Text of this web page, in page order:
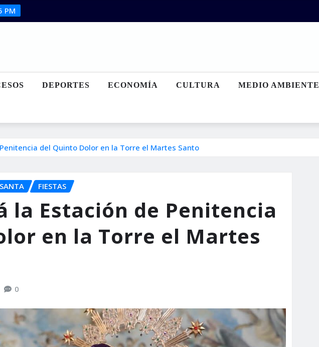
PM
DEPORTES ECONOMÍA CULTURA MEDIO AMBIENTE
del Quinto Dolor en la Torre el Martes Santo
FIESTAS
la Estación de Penitencia
en la Torre el Martes
0